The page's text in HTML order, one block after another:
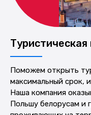
Поможем открыть
максимальный срок,
Наша компания
Польшу белорусам и